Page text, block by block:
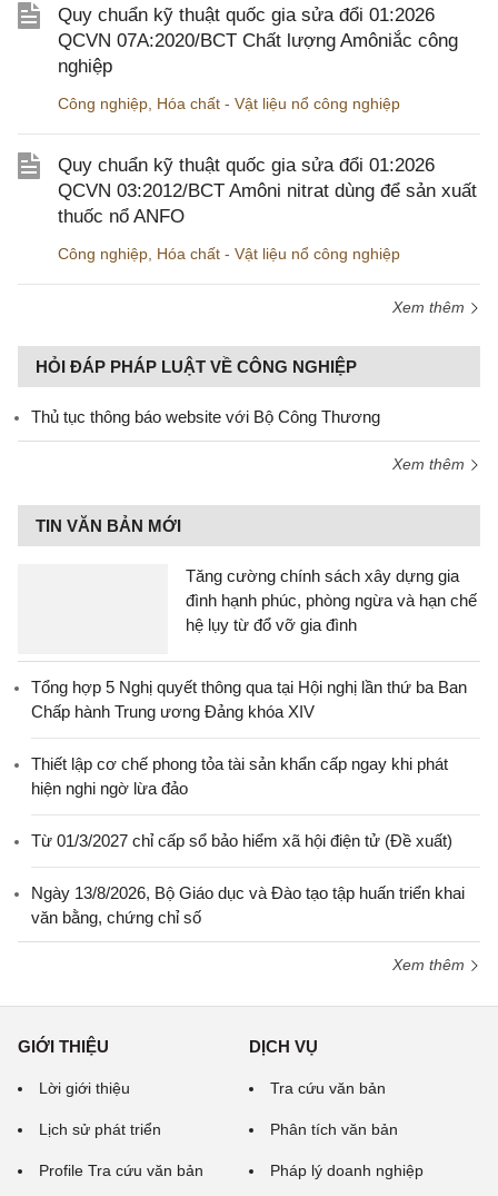
Quy chuẩn kỹ thuật quốc gia sửa đổi 01:2026
QCVN 07A:2020/BCT Chất lượng Amôniắc công
nghiệp
Công nghiệp Hóa chất - Vật liệu nổ công nghiệp
Quy chuẩn kỹ thuật quốc gia sửa đổi 01:2026
QCVN 03:2012/BCT Amôni nitrat dùng để sản xuất
thuốc nổ ANFO
Công nghiệp Hóa chất - Vật liệu nổ công nghiệp
Xem thêm
HỎI ĐÁP PHÁP LUẬT VỀ CÔNG NGHIỆP
Thủ tục thông báo website với Bộ Công Thương
Xem thêm
TIN VĂN BẢN MỚI
Tăng cường chính sách xây dựng gia
đình hạnh phúc, phòng ngừa và hạn chế
hệ lụy từ đổ vỡ gia đình
Tổng hợp 5 Nghị quyết thông qua tại Hội nghị lần thứ ba Ban
Chấp hành Trung ương Đảng khóa XIV
Thiết lập cơ chế phong tỏa tài sản khẩn cấp ngay khi phát
hiện nghi ngờ lừa đảo
Từ 01/3/2027 chỉ cấp sổ bảo hiểm xã hội điện tử (Đề xuất)
Ngày 13/8/2026, Bộ Giáo dục và Đào tạo tập huấn triển khai
văn bằng, chứng chỉ số
Xem thêm
GIỚI THIỆU
Lời giới thiệu
Lịch sử phát triển
Profile Tra cứu văn bản
DỊCH VỤ
Tra cứu văn bản
Phân tích văn bản
Pháp lý doanh nghiệp